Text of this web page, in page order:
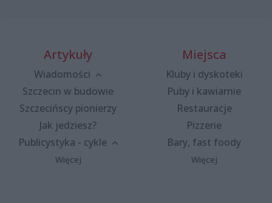
Artykuły
Wiadomości
Szczecin w budowie
Szczecińscy pionierzy
Jak jedziesz?
Publicystyka - cykle
Więcej
Miejsca
Kluby i dyskoteki
Puby i kawiarnie
Restauracje
Pizzerie
Bary, fast foody
Więcej